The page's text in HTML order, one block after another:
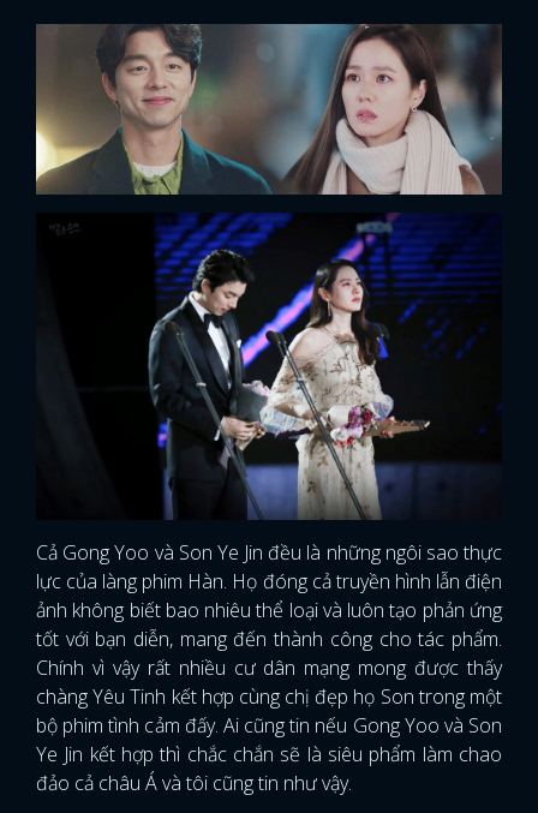
Cả Gong Yoo và Son Ye Jin đều là những ngôi sao thực
lực của làng phim Hàn. Họ đóng cả truyền hình lẫn điện
ảnh không biết bao nhiêu thể loại và luôn tạo phản ứng
tốt với bạn diễn, mang đến thành công cho tác phẩm.
Chính vì vậy rất nhiều cư dân mạng mong được thấy
chàng Yêu Tinh kết hợp cùng chị đẹp họ Son trong một
bộ phim tình cảm đấy. Ai cũng tin nếu Gong Yoo và Son
Ye Jin kết hợp thì chắc chắn sẽ là siêu phẩm làm chao
đảo cả châu Á và tôi cũng tin như vậy.